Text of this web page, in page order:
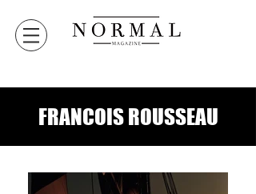
FRANCOIS ROUSSEAU